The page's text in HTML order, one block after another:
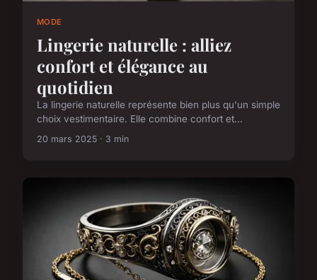
MODE
Lingerie naturelle : alliez
confort et élégance au
quotidien
La lingerie naturelle représente bien plus qu'un simple
choix vestimentaire. Elle combine confort et...
20 mars 2025 · 3 min